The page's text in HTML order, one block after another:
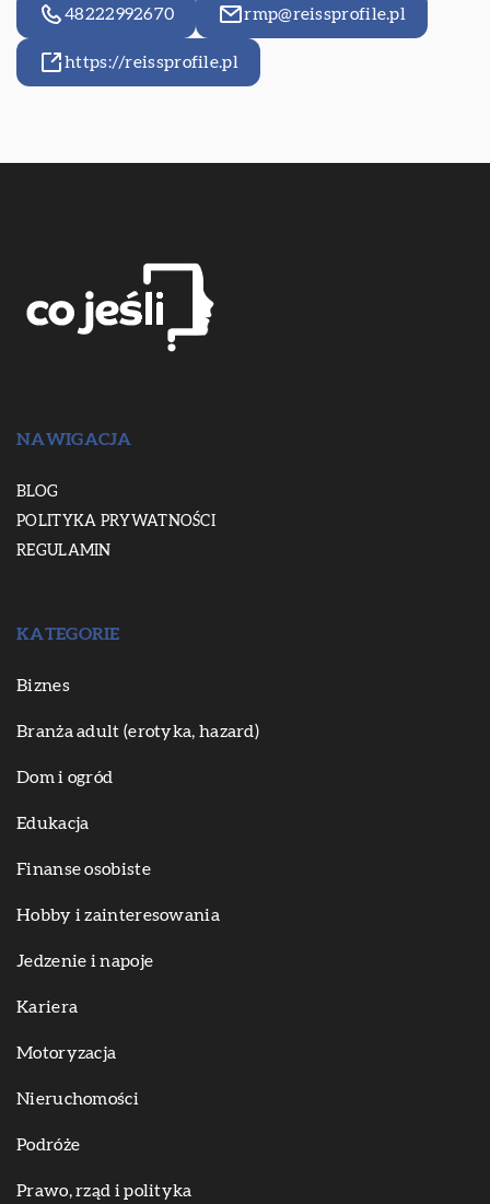
48222992670 rmp@reissprofile.pl
https://reissprofile.pl
NAWIGACJA
BLOG
POLITYKA PRYWATNOŚCI
REGULAMIN
KATEGORIE
Biznes
Branża adult (erotyka, hazard)
Dom i ogród
Edukacja
Finanse osobiste
Hobby i zainteresowania
Jedzenie i napoje
Kariera
Motoryzacja
Nieruchomości
Podróże
Prawo, rząd i polityka